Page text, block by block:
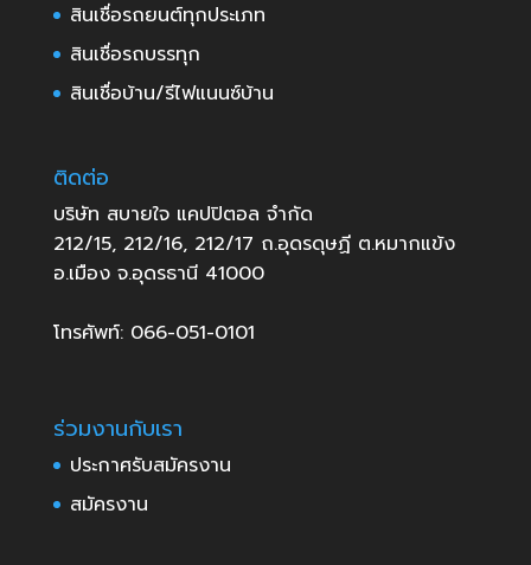
k สินเชื่อรถยนต์ทุกประเภท
สินเชื่อรถบรรทุก
สินเชื่อบ้าน/รีไฟแนนซ์บ้าน
ติดต่อ
บริษัท สบายใจ แคปปิตอล จำกัด
212/15, 212/16, 212/17 ถ.อุดรดุษฏี ต.หมากแข้ง
อ.เมือง จ.อุดรธานี 41000
โทรศัพท์: 066-051-0101
ร่วมงานกับเรา
ประกาศรับสมัครงาน
สมัครงาน